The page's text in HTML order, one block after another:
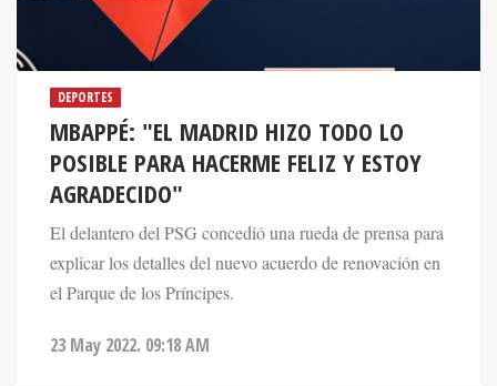
DEPORTES
MBAPPÉ: "EL MADRID HIZO TODO LO
POSIBLE PARA HACERME FELIZ Y ESTOY
AGRADECIDO"
El delantero del PSG concedió una rueda de prensa para
explicar los detalles del nuevo acuerdo de renovación en
el Parque de los Príncipes.
23 May 2022. 09:18 AM